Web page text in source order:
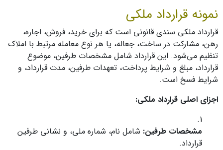
نمونه قرارداد ملکی
قرارداد ملکی سندی قانونی است که برای خرید، فروش، اجاره،
رهن، مشارکت در ساخت، جعاله، یا هر نوع معامله مرتبط با املاک
تنظیم می‌شود. این قرارداد شامل مشخصات طرفین، موضوع
قرارداد، مبلغ و شرایط پرداخت، تعهدات طرفین، مدت قرارداد، و
شرایط فسخ است.
اجزای اصلی قرارداد ملکی:
مشخصات طرفین: شامل نام، شماره ملی، و نشانی طرفین
قرارداد.